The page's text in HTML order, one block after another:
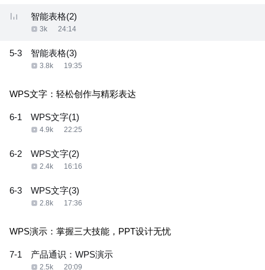
智能表格(2)
3k 24:14
5-3 智能表格(3)
3.8k 19:35
WPS文字：轻松创作与精彩表达
6-1 WPS文字(1)
4.9k 22:25
6-2 WPS文字(2)
2.4k 16:16
6-3 WPS文字(3)
2.8k 17:36
WPS演示：掌握三大技能，PPT设计无忧
7-1 产品通识：WPS演示
2.5k 20:09